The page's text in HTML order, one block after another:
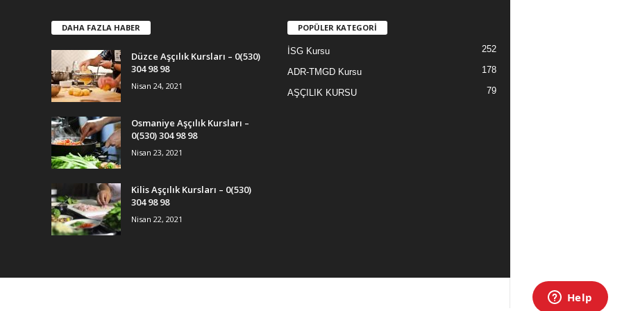
DAHA FAZLA HABER
Düzce Aşçılık Kursları – 0(530)
304 98 98
Nisan 24, 2021
Osmaniye Aşçılık Kursları –
0(530) 304 98 98
Nisan 23, 2021
Kilis Aşçılık Kursları – 0(530)
304 98 98
Nisan 22, 2021
POPÜLER KATEGORİ
İSG Kursu 252
ADR-TMGD Kursu 178
AŞÇILIK KURSU 79